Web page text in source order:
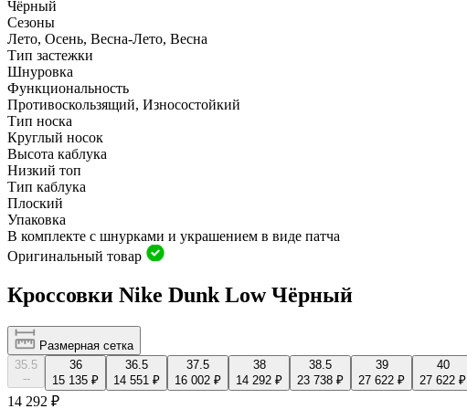
Чёрный
Сезоны
Лето, Осень, Весна-Лето, Весна
Тип застежки
Шнуровка
Функциональность
Противоскользящий, Износостойкий
Тип носка
Круглый носок
Высота каблука
Низкий топ
Тип каблука
Плоский
Упаковка
В комплекте с шнурками и украшением в виде патча
Оригинальный товар
Кроссовки Nike Dunk Low Чёрный
Размерная сетка
35.5
--
36
15 135 ₽
36.5
14 551 ₽
37.5
16 002 ₽
38
14 292 ₽
38.5
23 738 ₽
39
27 622 ₽
40
27 622 ₽
14 292 ₽